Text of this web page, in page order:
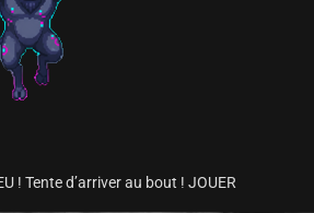
! Tente d’arriver au bout ! JOUER